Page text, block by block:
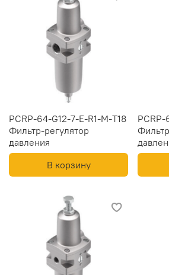
PCRP-64-G12-7-E-R1-M-T18
Фильтр-регулятор
давления
В корзину
PCRP-